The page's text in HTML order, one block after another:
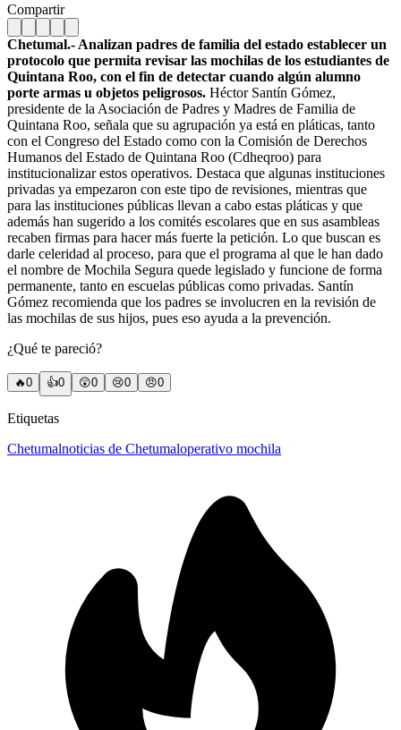
Compartir
Chetumal.- Analizan padres de familia del estado establecer un
protocolo que permita revisar las mochilas de los estudiantes de
Quintana Roo, con el fin de detectar cuando algún alumno
porte armas u objetos peligrosos. Héctor Santín Gómez,
presidente de la Asociación de Padres y Madres de Familia de
Quintana Roo, señala que su agrupación ya está en pláticas, tanto
con el Congreso del Estado como con la Comisión de Derechos
Humanos del Estado de Quintana Roo (Cdheqroo) para
institucionalizar estos operativos. Destaca que algunas instituciones
privadas ya empezaron con este tipo de revisiones, mientras que
para las instituciones públicas llevan a cabo estas pláticas y que
además han sugerido a los comités escolares que en sus asambleas
recaben firmas para hacer más fuerte la petición. Lo que buscan es
darle celeridad al proceso, para que el programa al que le han dado
el nombre de Mochila Segura quede legislado y funcione de forma
permanente, tanto en escuelas públicas como privadas. Santín
Gómez recomienda que los padres se involucren en la revisión de
las mochilas de sus hijos, pues eso ayuda a la prevención.
¿Qué te pareció?
🔥0 👍0 😲0 😢0 😠0
Etiquetas
Chetumalnoticias de Chetumaloperativo mochila